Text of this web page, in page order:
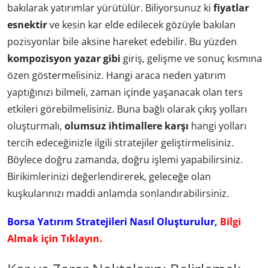
bakılarak yatırımlar yürütülür. Biliyorsunuz ki fiyatlar
esnektirve kesin kar elde edilecek gözüyle bakılan
pozisyonlar bile aksine hareket edebilir. Bu yüzden
kompozisyon yazar gibi giriş, gelişme ve sonuç kısmına
özen göstermelisiniz. Hangi araca neden yatırım
yaptığınızı bilmeli, zaman içinde yaşanacak olan ters
etkileri görebilmelisiniz. Buna bağlı olarak çıkış yolları
oluşturmalı, olumsuz ihtimallere karşı hangi yolları
tercih edeceğinizle ilgili stratejiler geliştirmelisiniz.
Böylece doğru zamanda, doğru işlemi yapabilirsiniz.
Birikimlerinizi değerlendirerek, geleceğe olan
kuşkularınızı maddi anlamda sonlandırabilirsiniz.
Borsa Yatırım Stratejileri Nasıl Oluşturulur, Bilgi
Almak için Tıklayın.